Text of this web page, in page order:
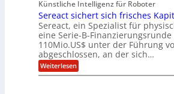
k
a
D
r
u
c
k
n
e
n
-
u
n
d
A
n
t
o
g
r
a
f
i
e
:
f
o
t
o
l
a
b
s
-
R
Künstliche Intelligenz für Roboter
Sereact sichert sich frisches
Sereact, ein Spezialist für
eine Serie-B-Finanzierungsrunde
110Mio.US$ unter der Führung
abgeschlossen, an der sich…
Weiterlesen:
S